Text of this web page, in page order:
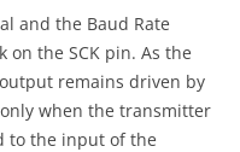
and the Baud Rate
on the SCK pin. As the
remains driven by
when the transmitter
to the input of the